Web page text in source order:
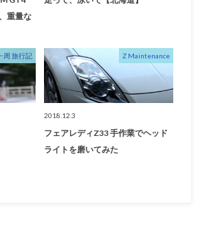
重量な
周 旅行記 Z Maintenance
2018.12.3
フェアレディZ33 手作業でヘッド
ライトを磨いてみた